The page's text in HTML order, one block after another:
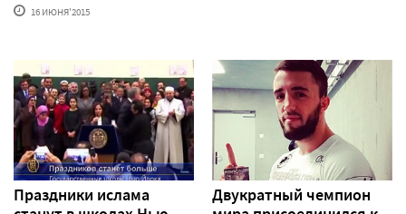
16 ИЮНЯ'2015
Праздники ислама
Двукратный чемпион